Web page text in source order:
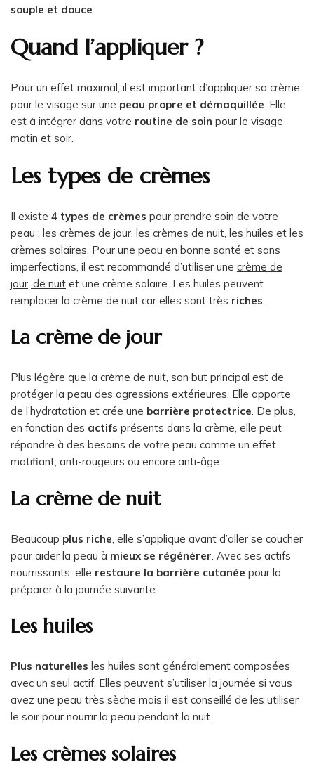
souple et douce
Quand l’appliquer ?
Pour un effet maximal, il est important d’appliquer sa crème
pour le visage sur une peau propre et démaquillée . Elle
est à intégrer dans votre routine de soin pour le visage
matin et soir.
Les types de crèmes
Il existe 4 types de crèmes pour prendre soin de votre
peau : les crèmes de jour, les crèmes de nuit, les huiles et les
crèmes solaires. Pour une peau en bonne santé et sans
imperfections, il est recommandé d’utiliser une crème de
jour, de nuit et une crème solaire. Les huiles peuvent
remplacer la crème de nuit car elles sont très riches
La crème de jour
Plus légère que la crème de nuit, son but principal est de
protéger la peau des agressions extérieures. Elle apporte
de l’hydratation et crée une barrière protectrice. De plus,
en fonction des actifs présents dans la crème, elle peut
répondre à des besoins de votre peau comme un effet
matifiant, anti-rougeurs ou encore anti-âge.
La crème de nuit
Beaucoup plus riche , elle s’applique avant d’aller se coucher
pour aider la peau à mieux se régénérer . Avec ses actifs
nourrissants, elle restaure la barrière cutanée pour la
préparer à la journée suivante.
Les huiles
Plus naturelles les huiles sont généralement composées
avec un seul actif. Elles peuvent s’utiliser la journée si vous
avez une peau très sèche mais il est conseillé de les utiliser
le soir pour nourrir la peau pendant la nuit.
Les crèmes solaires